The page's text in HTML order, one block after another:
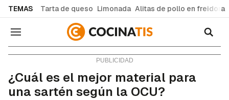
TEMAS Tarta de queso Limonada Alitas de pollo en freidora
Navegación
¿Cuál es el mejor material para
una sartén según la OCU?